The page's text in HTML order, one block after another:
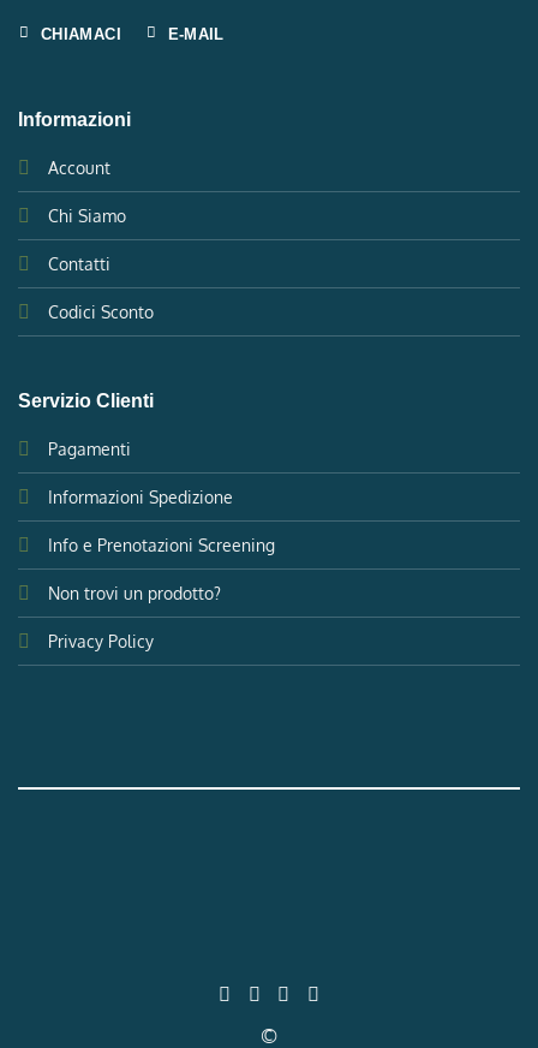
CHIAMACI E-MAIL
Informazioni
Account
Chi Siamo
Contatti
Codici Sconto
Servizio Clienti
Pagamenti
Informazioni Spedizione
Info e Prenotazioni Screening
Non trovi un prodotto?
Privacy Policy
©